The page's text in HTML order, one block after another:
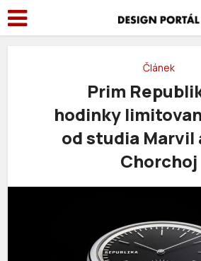
Článek
Prim
hodinky
od studia Marvil
Chorchoj